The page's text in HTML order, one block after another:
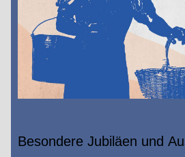
Besondere Jubiläen und